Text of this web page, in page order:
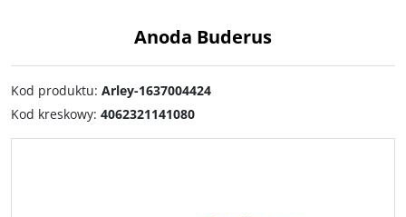
Anoda Buderus
Kod produktu: Arley-1637004424
Kod kreskowy: 4062321141080